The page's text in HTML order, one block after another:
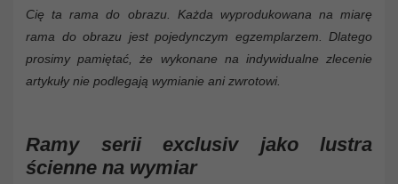
Cię ta rama do obrazu. Każda wyprodukowana na miarę
rama do obrazu jest pojedynczym egzemplarzem. Dlatego
prosimy pamiętać, że wykonane na indywidualne zlecenie
artykuły nie podlegają wymianie ani zwrotowi.
Ramy serii exclusivjako lustra
ścienne na wymiar